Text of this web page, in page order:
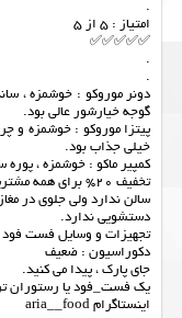
.
امتیاز : 5 از 5
✅✅✅✅✅
.
.
دونر موروکو : خوشمزه ،
گوجه خیارشور عالی بود.
پیتزا موروکو : خوشمزه و
خیلی جذاب بود.
کمپیر ماکو : خوشمزه ،
تخفیف 20% برای همه مشتریان
سالن ندارد ولی جلوی در
دستشویی ندارد.
تجهیزات و وسایل فست فود
دکوراسیون : ضعیف
جای پارک ، پیدا می کنید.
یک فست_فود یا رستوران
اینستاگرام aria__food